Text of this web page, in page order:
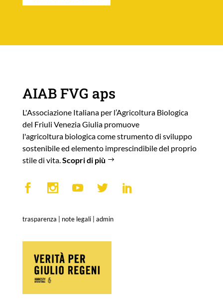
AIAB FVG aps
L'Associazione Italiana per l’Agricoltura Biologica
del Friuli Venezia Giulia promuove
l'agricoltura biologica come strumento di sviluppo
sostenibile ed elemento imprescindibile del proprio
stile di vita.Scopri di più
trasparenza note legali| admin